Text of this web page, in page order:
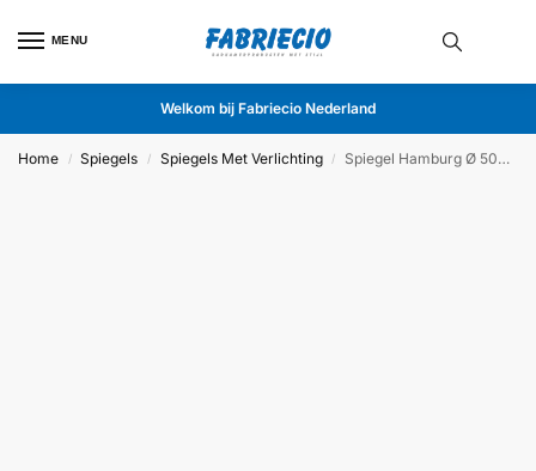
MENU
Welkom bij Fabriecio Nederland
Home / Spiegels / Spiegels Met Verlichting / Spiegel Hamburg Ø 50cm Zwart